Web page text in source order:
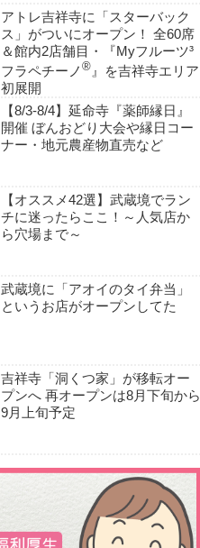
アトレ吉祥寺に「スターバック
ス」がついにオープン！ 全60席
＆館内2店舗目・『Myフルーツ³
フラペチーノ ®』を吉祥寺エリア
初展開
【8/3-8/4】延命寺『薬師縁日』
開催 ぼんおどり大会や縁日コー
ナー・地元農産物直売など
【オススメ42選】武蔵境でラン
チに迷ったらここ！～人気店か
ら穴場まで～
武蔵境に「アオイのタイ弁当」
というお店がオープンしてた
吉祥寺「洞くつ家」が移転オー
プンへ 再オープンは8月下旬から
9月上旬予定